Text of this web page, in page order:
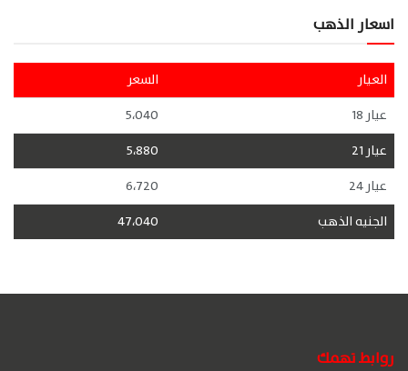
اسعار الذهب
العيار
السعر
عيار 18
5،040
عيار 21
5،880
عيار 24
6،720
الجنيه الذهب
47،040
روابط تهمك